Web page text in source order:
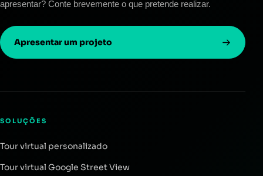
apresentar? Conte brevemente o que pretende realizar.
Apresentar um projeto
SOLUÇÕES
Tour virtual personalizado
Tour virtual Google Street View